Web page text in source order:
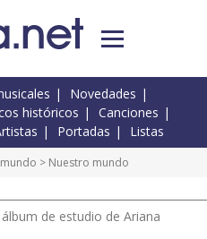
Novedades
históricos
Canciones
Portadas Listas
> Nuestro mundo
de estudio de Ariana